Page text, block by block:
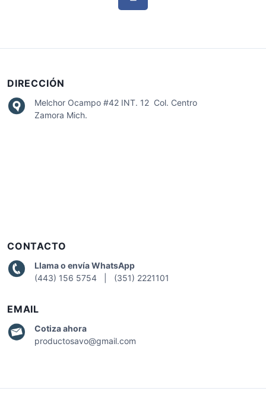
DIRECCIÓN
Melchor Ocampo #42 INT. 12 Col. Centro
Zamora Mich.
CONTACTO
Llama o envía WhatsApp
(443) 156 5754 | (351) 2221101
EMAIL
Cotizaahora
productosavo@gmail.com